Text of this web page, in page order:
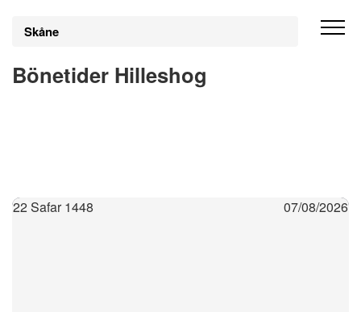
Skåne
Bönetider Hilleshog
22 Safar 1448 07/08/2026